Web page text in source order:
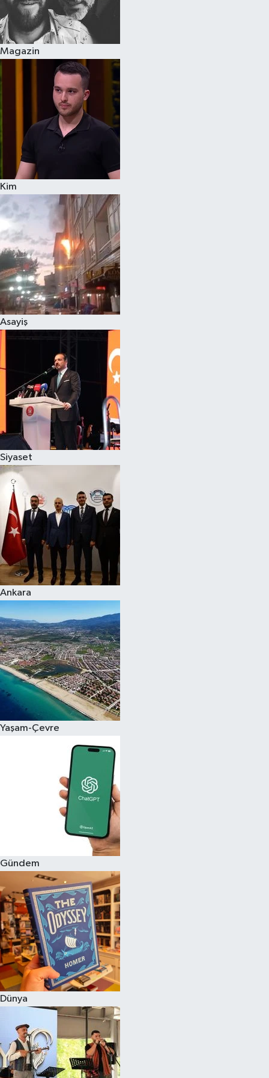
Magazin
Kim
Asayiş
Siyaset
Ankara
Yaşam-Çevre
Gündem
Dünya
Spor
Burç Yorumları
Çocuk
Eğitim
Hava Durumu
Kadın
Kim kimdir?
Kültür Sanat
Sağlık
Siyaset
Teknoloji
Televizyon
Yaşam-Çevre